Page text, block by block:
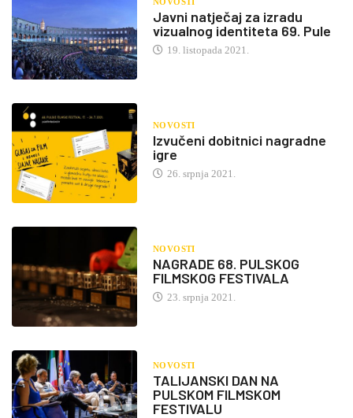
Javni natječaj za izradu
vizualnog identiteta 69. Pule
19. listopada 2021.
NOVOSTI
Izvučeni dobitnici nagradne
igre
26. srpnja 2021.
NOVOSTI
NAGRADE 68. PULSKOG
FILMSKOG FESTIVALA
23. srpnja 2021.
NOVOSTI
TALIJANSKI DAN NA
PULSKOM FILMSKOM
FESTIVALU